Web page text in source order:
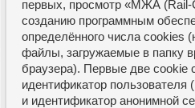
первых, просмотр «МЖА (Rail-
созданию программным
определённого числа cookies
файлы, загружаемые в папку
браузера). Первые две cookie
идентификатор
и идентификатор анонимной